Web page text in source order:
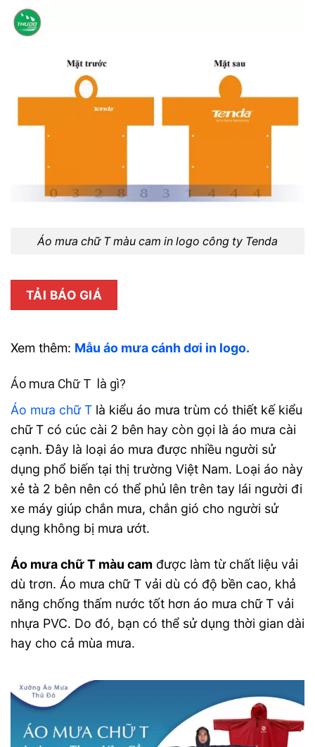
Áo mưa chữ T màu cam in logo công ty Tenda
TẢI BÁO GIÁ
Xem thêm: Mẫu áo mưa cánh dơi in logo.
Áo mưa Chữ T là gì?
Áo mưa chữ T là kiểu áo mưa trùm có thiết kế kiểu
chữ T có cúc cài 2 bên hay còn gọi là áo mưa cài
cạnh. Đây là loại áo mưa được nhiều người sử
dụng phổ biến tại thị trường Việt Nam. Loại áo này
xẻ tà 2 bên nên có thể phủ lên trên tay lái người đi
xe máy giúp chắn mưa, chắn gió cho người sử
dụng không bị mưa ướt.
Áo mưa chữ T màu cam được làm từ chất liệu vải
dù trơn. Áo mưa chữ T vải dù có độ bền cao, khả
năng chống thấm nước tốt hơn áo mưa chữ T vải
nhựa PVC. Do đó, bạn có thể sử dụng thời gian dài
hay cho cả mùa mưa.